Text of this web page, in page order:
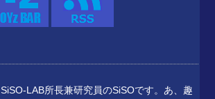
SiSO-LAB所長兼研究員のSiSOです。あ、趣